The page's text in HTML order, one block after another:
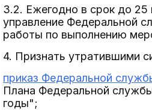
3.2. Ежегодно в срок до
управление Федеральной
работы по выполнению
4. Признать утратившими
приказ Федеральной
Плана Федеральной
годы";